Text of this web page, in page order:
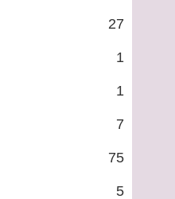
27
1
1
7
75
5